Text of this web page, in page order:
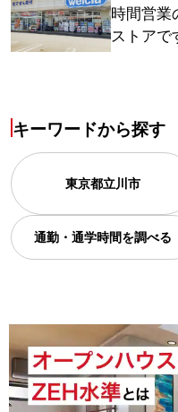
時間営業
ストアで
キーワードから探す
東京都立川市
通勤・通学時間を調べる